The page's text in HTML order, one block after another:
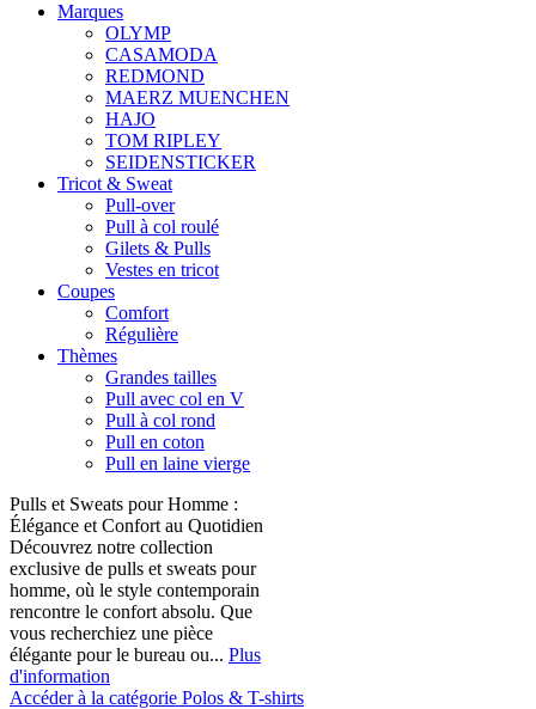
Marques
OLYMP
CASAMODA
REDMOND
MAERZ MUENCHEN
HAJO
TOM RIPLEY
SEIDENSTICKER
Tricot & Sweat
Pull-over
Pull à col roulé
Gilets & Pulls
Vestes en tricot
Coupes
Comfort
Régulière
Thèmes
Grandes tailles
Pull avec col en V
Pull à col rond
Pull en coton
Pull en laine vierge
Pulls et Sweats pour Homme :
Élégance et Confort au Quotidien
Découvrez notre collection
exclusive de pulls et sweats pour
homme, où le style contemporain
rencontre le confort absolu. Que
vous recherchiez une pièce
élégante pour le bureau ou... Plus
d'information
Accéder à la catégorie Polos & T-shirts